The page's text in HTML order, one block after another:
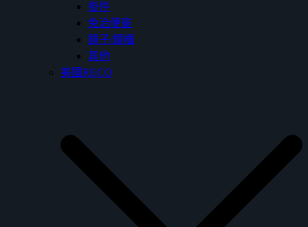
掛件
免治便座
鏡子/鏡櫃
其他
美國RECO